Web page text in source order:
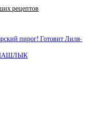
рецептов
пирог! Готовит Лиля-
ШАШЛЫК